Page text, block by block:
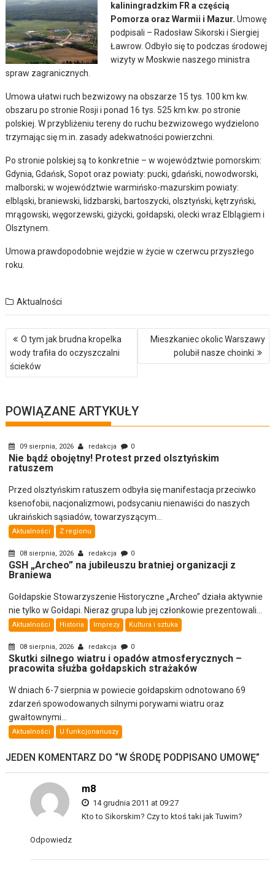
kaliningradzkim FR a częścią
Pomorza oraz Warmii i Mazur.Umowę
podpisali – Radosław Sikorski i Siergiej
Ławrow. Odbyło się to podczas środowej
wizyty w Moskwie naszego ministra
spraw zagranicznych.
Umowa ułatwi ruch bezwizowy na obszarze 15 tys. 100 km kw.
obszaru po stronie Rosji i ponad 16 tys. 525 km kw. po stronie
polskiej. W przybliżeniu tereny do ruchu bezwizowego wydzielono
trzymając się m.in. zasady adekwatności powierzchni.
Po stronie polskiej są to konkretnie – w województwie pomorskim:
Gdynia, Gdańsk, Sopot oraz powiaty: pucki, gdański, nowodworski,
malborski; w województwie warmińsko-mazurskim powiaty:
elbląski, braniewski, lidzbarski, bartoszycki, olsztyński, kętrzyński,
mrągowski, węgorzewski, giżycki, gołdapski, olecki wraz Elblągiem i
Olsztynem.
Umowa prawdopodobnie wejdzie w życie w czerwcu przyszłego
roku.
Aktualności
Nawigacja
wpisu
O tym jak brudna kropelka
wody trafiła do oczyszczalni
ścieków
Mieszkaniec okolic Warszawy
polubił nasze choinki
POWIĄZANE ARTYKUŁY
09 sierpnia, 2026 redakcja 0
Nie bądź obojętny! Protest przed olsztyńskim
ratuszem
Przed olsztyńskim ratuszem odbyła się manifestacja przeciwko
ksenofobii, nacjonalizmowi, podsycaniu nienawiści do naszych
ukraińskich sąsiadów, towarzyszącym...
Aktualności Z regionu
08 sierpnia, 2026 redakcja 0
GSH „Archeo” na jubileuszu bratniej organizacji z
Braniewa
Gołdapskie Stowarzyszenie Historyczne „Archeo” działa aktywnie
nie tylko w Gołdapi. Nieraz grupa lub jej członkowie prezentowali...
Aktualności Historia Imprezy Kultura i sztuka
08 sierpnia, 2026 redakcja 0
Skutki silnego wiatru i opadów atmosferycznych –
pracowita służba gołdapskich strażaków
W dniach 6-7 sierpnia w powiecie gołdapskim odnotowano 69
zdarzeń spowodowanych silnymi porywami wiatru oraz
gwałtownymi...
Aktualności U funkcjonariuszy
JEDEN KOMENTARZ DO “W ŚRODĘ PODPISANO UMOWĘ”
m8
14 grudnia 2011 at 09:27
Kto to Sikorskim? Czy to ktoś taki jak Tuwim?
Odpowiedz